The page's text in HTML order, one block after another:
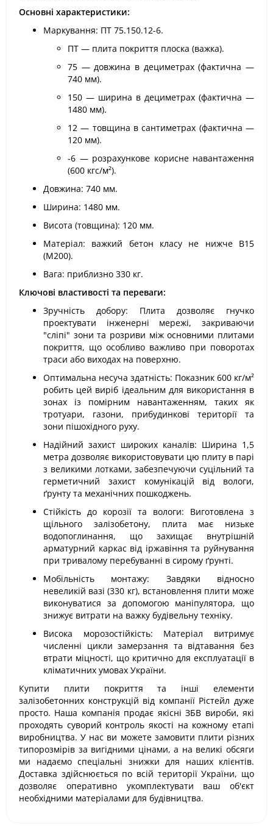
Основні характеристики:
Маркування: ПТ 75.150.12-6.
ПТ — плита покриття плоска (важка).
75 — довжина в дециметрах (фактична —
740 мм).
150 — ширина в дециметрах (фактична —
1480 мм).
12 — товщина в сантиметрах (фактична —
120 мм).
-6 — розрахункове корисне навантаження
(600 кгс/м²).
Довжина: 740 мм.
Ширина: 1480 мм.
Висота (товщина): 120 мм.
Матеріал: важкий бетон класу не нижче В15
(М200).
Вага: приблизно 330 кг.
Ключові властивості та переваги:
Зручність добору: Плита дозволяє гнучко
проектувати інженерні мережі, закриваючи
"сліпі" зони та розриви між основними плитами
покриття, що особливо важливо при поворотах
траси або виходах на поверхню.
Оптимальна несуча здатність: Показник 600 кг/м²
робить цей виріб ідеальним для використання в
зонах із помірним навантаженням, таких як
тротуари, газони, прибудинкові території та
зони пішохідного руху.
Надійний захист широких каналів: Ширина 1,5
метра дозволяє використовувати цю плиту в парі
з великими лотками, забезпечуючи суцільний та
герметичний захист комунікацій від вологи,
ґрунту та механічних пошкоджень.
Стійкість до корозії та вологи: Виготовлена з
щільного залізобетону, плита має низьке
водопоглинання, що захищає внутрішній
арматурний каркас від іржавіння та руйнування
при тривалому перебуванні в сирому ґрунті.
Мобільність монтажу: Завдяки відносно
невеликій вазі (330 кг), встановлення плити може
виконуватися за допомогою маніпулятора, що
знижує витрати на важку будівельну техніку.
Висока морозостійкість: Матеріал витримує
численні цикли замерзання та відтавання без
втрати міцності, що критично для експлуатації в
кліматичних умовах України.
Купити плити покриття та інші елементи
залізобетонних конструкцій від компанії Рістейл дуже
просто. Наша компанія продає якісні ЗБВ вироби, які
проходять суворий контроль якості на кожному етапі
виробництва. У нас ви можете замовити плити різних
типорозмірів за вигідними цінами, а на великі обсяги
ми надаємо спеціальні знижки для наших клієнтів.
Доставка здійснюється по всій території України, що
дозволяє оперативно укомплектувати ваш об'єкт
необхідними матеріалами для будівництва.